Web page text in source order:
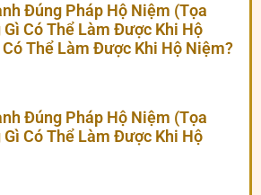
Đúng Pháp Hộ Niệm (Tọa
Có Thể Làm Được Khi Hộ
Thể Làm Được Khi Hộ Niệm?
Đúng Pháp Hộ Niệm (Tọa
Có Thể Làm Được Khi Hộ